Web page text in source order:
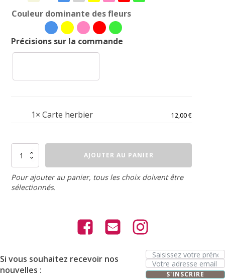
Couleur dominante des fleurs
Précisions sur la commande
1× Carte herbier 12,00€
quantité
Carte
herbier
AJOUTER AU PANIER
Pour ajouter au panier, tous les choix doivent être
sélectionnés.
Si vous souhaitez recevoir nos
nouvelles :
S'INSCRIRE